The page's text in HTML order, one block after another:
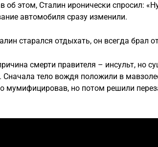
об этом, Сталин иронически спросил:
автомобиля сразу изменили.
старался отдыхать, он всегда брал
смерти правителя – инсульт, но
Сначала тело вождя положили в
мумифицировав, но потом решили